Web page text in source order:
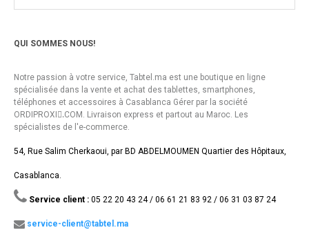
QUI SOMMES NOUS!
Notre passion à votre service, Tabtel.ma est une boutique en ligne
spécialisée dans la vente et achat des tablettes, smartphones,
téléphones et accessoires à Casablanca Gérer par la société
ORDIPROXI.ِCOM. Livraison express et partout au Maroc. Les
spécialistes de l'e-commerce.
54, Rue Salim Cherkaoui, par BD ABDELMOUMEN Quartier des Hôpitaux,
Casablanca.
Service client : 05 22 20 43 24 / 06 61 21 83 92 / 06 31 03 87 24
service-client@tabtel.ma